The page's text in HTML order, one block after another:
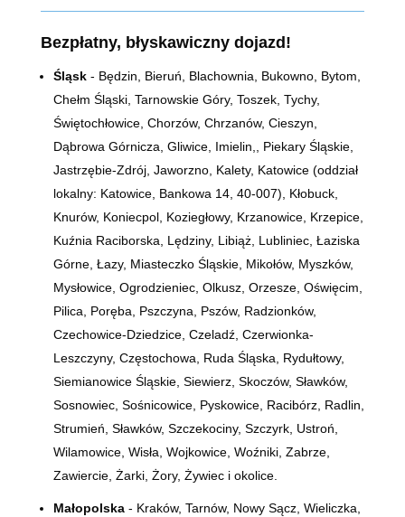
Bezpłatny, błyskawiczny dojazd!
Śląsk- Będzin, Bieruń, Blachownia, Bukowno, Bytom,
Chełm Śląski, Tarnowskie Góry, Toszek, Tychy,
Świętochłowice, Chorzów, Chrzanów, Cieszyn,
Dąbrowa Górnicza, Gliwice, Imielin,, Piekary Śląskie,
Jastrzębie-Zdrój, Jaworzno, Kalety, Katowice (oddział
lokalny: Katowice, Bankowa 14, 40-007) , Kłobuck,
Knurów, Koniecpol, Koziegłowy, Krzanowice, Krzepice,
Kuźnia Raciborska, Lędziny, Libiąż, Lubliniec, Łaziska
Górne, Łazy, Miasteczko Śląskie, Mikołów, Myszków,
Mysłowice, Ogrodzieniec, Olkusz, Orzesze, Oświęcim,
Pilica, Poręba, Pszczyna, Pszów, Radzionków,
Czechowice-Dziedzice, Czeladź, Czerwionka-
Leszczyny, Częstochowa, Ruda Śląska, Rydułtowy,
Siemianowice Śląskie, Siewierz, Skoczów, Sławków,
Sosnowiec, Sośnicowice, Pyskowice, Racibórz, Radlin,
Strumień, Sławków, Szczekociny, Szczyrk, Ustroń,
Wilamowice, Wisła, Wojkowice, Woźniki, Zabrze,
Zawiercie, Żarki, Żory, Żywiec i okolice.
Małopolska- Kraków, Tarnów, Nowy Sącz, Wieliczka,